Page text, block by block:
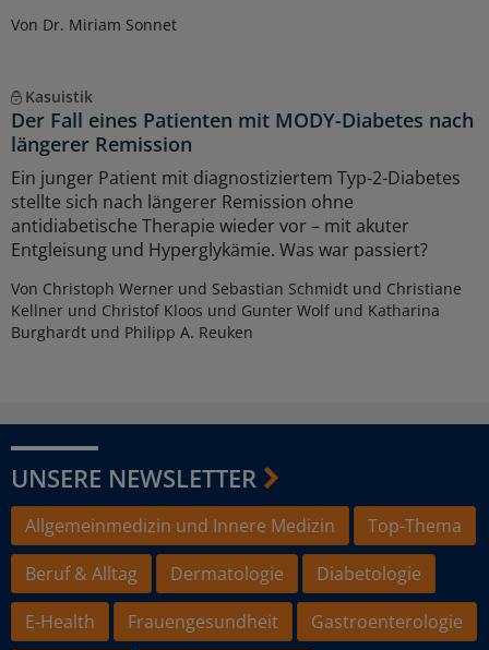
Von Dr. Miriam Sonnet
Kasuistik
Der Fall eines Patienten mit MODY-Diabetes nach
längerer Remission
Ein junger Patient mit diagnostiziertem Typ-2-Diabetes
stellte sich nach längerer Remission ohne
antidiabetische Therapie wieder vor – mit akuter
Entgleisung und Hyperglykämie. Was war passiert?
Von Christoph Werner und Sebastian Schmidt und Christiane
Kellner und Christof Kloos und Gunter Wolf und Katharina
Burghardt und Philipp A. Reuken
UNSERE NEWSLETTER
Allgemeinmedizin und Innere Medizin
Top-Thema
Beruf & Alltag
Dermatologie
Diabetologie
E-Health
Frauengesundheit
Gastroenterologie